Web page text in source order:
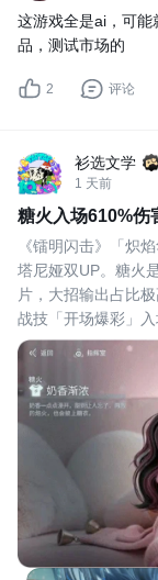
这游戏全是ai，可能
品，测试市场的
2 评论
衫选文学
1 天前
糖火入场610%伤
《镭明闪击》「炽
塔尼娅双UP。糖火
片，大招输出占比
战技「开场爆彩」
晕眩，无视掩体。
大招「满膛轮盘」
眩晕和弹射，引爆弹